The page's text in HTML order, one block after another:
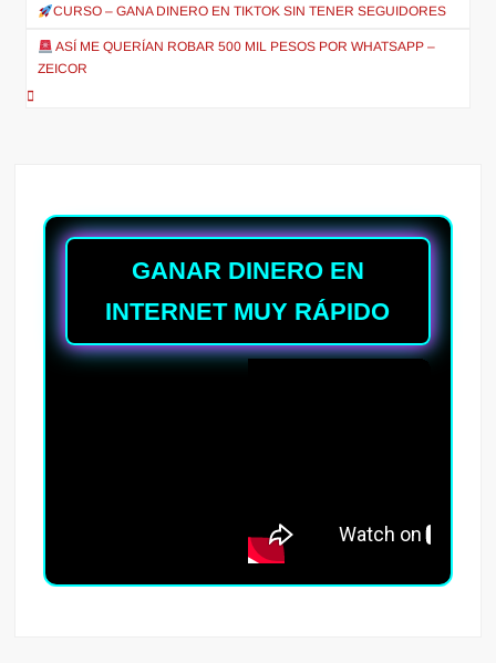
de
entradas
CURSO – GANA DINERO EN TIKTOK SIN TENER SEGUIDORES
ASÍ ME QUERÍAN ROBAR 500 MIL PESOS POR WHATSAPP –
ZEICOR
GANAR DINERO EN
INTERNET MUY RÁPIDO